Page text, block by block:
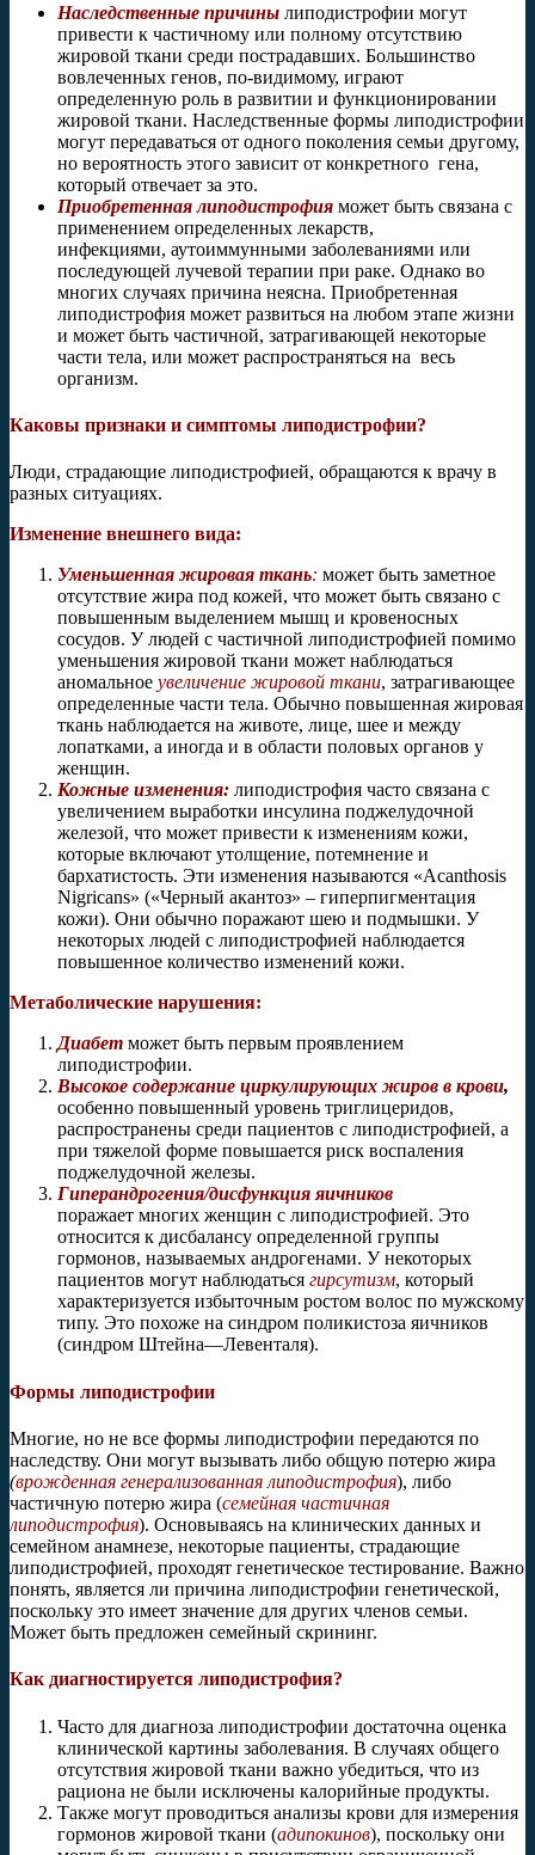
Наследственные причины липодистрофии могут
привести к частичному или полному отсутствию
жировой ткани среди пострадавших. Большинство
вовлеченных генов, по-видимому, играют
определенную роль в развитии и функционировании
жировой ткани. Наследственные формы липодистрофии
могут передаваться от одного поколения семьи другому,
но вероятность этого зависит от конкретного гена,
который отвечает за это.
Приобретеннаялиподистрофия может быть связана с
применением определенных лекарств,
инфекциями, аутоиммунными заболеваниями или
последующей лучевой терапии при раке. Однако во
многих случаях причина неясна. Приобретенная
липодистрофия может развиться на любом этапе жизни
и может быть частичной, затрагивающей некоторые
части тела, или может распространяться на весь
организм.
Каковы признаки и симптомы липодистрофии?
Люди, страдающие липодистрофией, обращаются к врачу в
разных ситуациях.
Изменение внешнего вида:
Уменьшенная жировая ткань: может быть заметное
отсутствие жира под кожей, что может быть связано с
повышенным выделением мышц и кровеносных
сосудов. У людей с частичной липодистрофией помимо
уменьшения жировой ткани может наблюдаться
аномальное увеличение жировой ткани, затрагивающее
определенные части тела. Обычно повышенная жировая
ткань наблюдается на животе, лице, шее и между
лопатками, а иногда и в области половых органов у
женщин.
Кожные изменения: липодистрофия часто связана с
увеличением выработки инсулина поджелудочной
железой, что может привести к изменениям кожи,
которые включают утолщение, потемнение и
бархатистость. Эти изменения называются «Acanthosis
Nigricans» («Черный акантоз» – гиперпигментация
кожи). Они обычно поражают шею и подмышки. У
некоторых людей с липодистрофией наблюдается
повышенное количество изменений кожи.
Метаболические нарушения:
Диабет может быть первым проявлением
липодистрофии.
Высокое содержание циркулирующих жиров в крови,
особенно повышенный уровень триглицеридов,
распространены среди пациентов с липодистрофией, а
при тяжелой форме повышается риск воспаления
поджелудочной железы.
Гиперандрогения/дисфункция яичников
поражает многих женщин с липодистрофией. Это
относится к дисбалансу определенной группы
гормонов, называемых андрогенами. У некоторых
пациентов могут наблюдаться гирсутизм, который
характеризуется избыточным ростом волос по мужскому
типу. Это похоже на синдром поликистоза яичников
(синдром Штейна—Левенталя).
Формы липодистрофии
Многие, но не все формы липодистрофии передаются по
наследству. Они могут вызывать либо общую потерю жира
(врожденная генерализованная липодистрофия), либо
частичную потерю жира (семейная частичная
липодистрофия). Основываясь на клинических данных и
семейном анамнезе, некоторые пациенты, страдающие
липодистрофией, проходят генетическое тестирование. Важно
понять, является ли причина липодистрофии генетической,
поскольку это имеет значение для других членов семьи.
Может быть предложен семейный скрининг.
Как диагностируется липодистрофия?
Часто для диагноза липодистрофии достаточна оценка
клинической картины заболевания. В случаях общего
отсутствия жировой ткани важно убедиться, что из
рациона не были исключены калорийные продукты.
Также могут проводиться анализы крови для измерения
гормонов жировой ткани (адипокинов), поскольку они